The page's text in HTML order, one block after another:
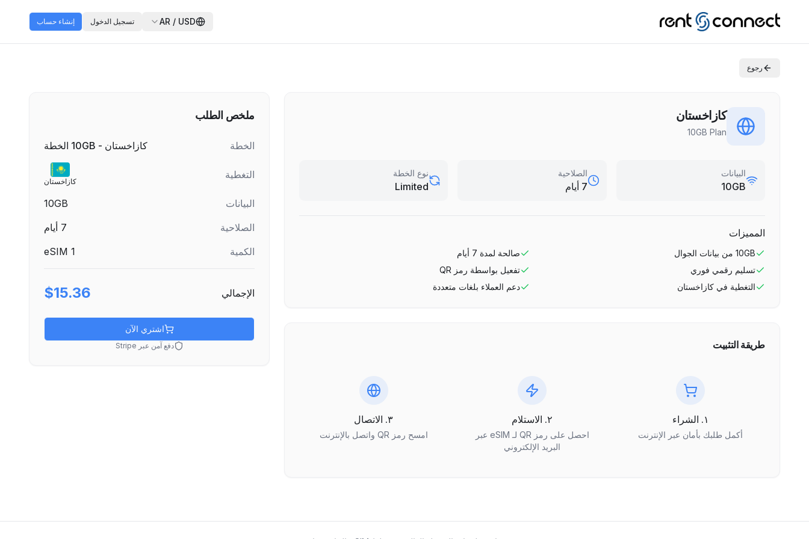
AR / USD تسجيل الدخول إنشاء حساب
رجوع
كازاخستان
10GB Plan
البيانات
10GB
الصلاحية
7 أيام
نوع الخطة
Limited
المميزات
10GB من بيانات الجوال صالحة لمدة 7 أيام
تسليم رقمي فوري
تفعيل بواسطة رمز QR
التغطية في كازاخستان دعم العملاء بلغات متعددة
طريقة التثبيت
١. الشراء
أكمل طلبك بأمان عبر الإنترنت
٢. الاستلام
احصل على رمز QR لـ eSIM عبر
البريد الإلكتروني
٣. الاتصال
امسح رمز QR واتصل بالإنترنت
ملخص الطلب
الخطة كازاخستان - 10GB الخطة
التغطية
كازاخستان
البيانات
10GB
الصلاحية
7 أيام
الكمية
1
الإجمالي $15.36
اشتري الآن
دفع آمن عبر Stripe